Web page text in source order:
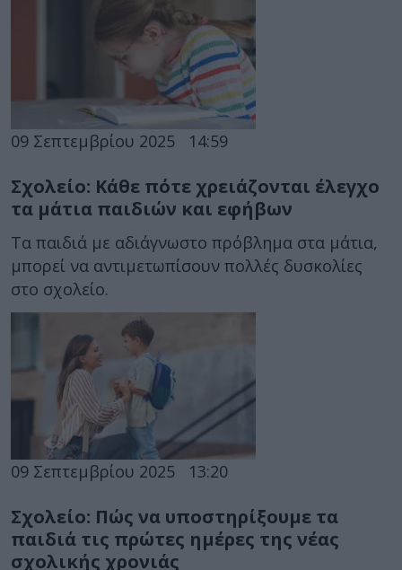
09 Σεπτεμβρίου 2025 14:59
Σχολείο: Κάθε πότε χρειάζονται έλεγχο
τα μάτια παιδιών και εφήβων
Τα παιδιά με αδιάγνωστο πρόβλημα στα μάτια,
μπορεί να αντιμετωπίσουν πολλές δυσκολίες
στο σχολείο.
09 Σεπτεμβρίου 2025 13:20
Σχολείο: Πώς να υποστηρίξουμε τα
παιδιά τις πρώτες ημέρες της νέας
σχολικής χρονιάς